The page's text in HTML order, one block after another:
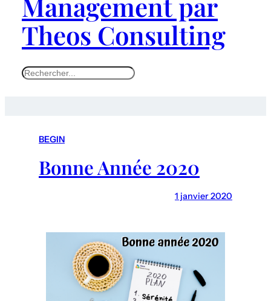
Theos Consulting
S
BEGIN
Bonne Année 2020
1 janvier 2020